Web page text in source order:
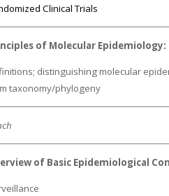
Clinical Trials
of Molecular Epidemiology:
distinguishingmolecular
taxonomy/phylogeny
of Basic Epidemiological